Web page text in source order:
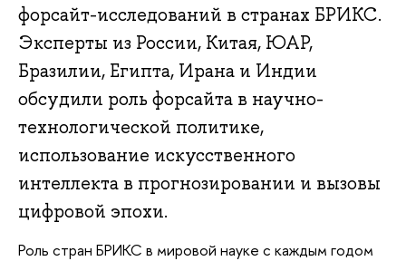
форсайт-исследований в странах БРИКС.
Эксперты из России, Китая, ЮАР,
Бразилии, Египта, Ирана и Индии
обсудили роль форсайта в научно-
технологической политике,
использование искусственного
интеллекта в прогнозировании и вызовы
цифровой эпохи.
Роль стран БРИКС в мировой науке с каждым годом